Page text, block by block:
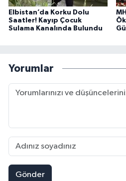
Elbistan’da Korku Dolu
Saatler! Kayıp Çocuk
Sulama Kanalında Bulundu
Yorumlar
Gönder